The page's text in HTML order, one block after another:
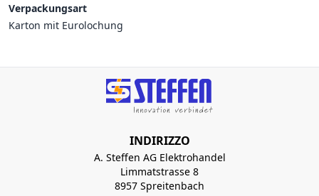
Verpackungsart
Karton mit Eurolochung
INDIRIZZO
A. Steffen AG Elektrohandel
Limmatstrasse 8
8957 Spreitenbach